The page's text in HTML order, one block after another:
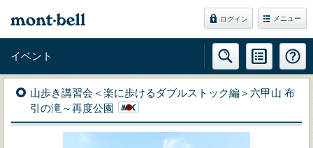
ログイン メニュー
イベント
山歩き講習会＜楽に歩けるダブルストック編＞六甲山 布
引の滝～再度公園